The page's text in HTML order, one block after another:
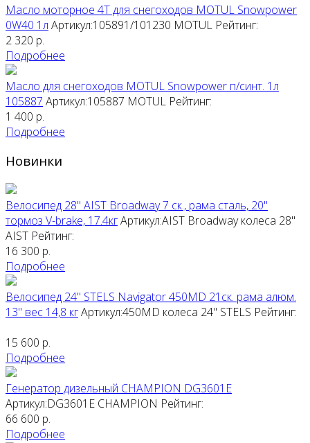
Масло моторное 4Т для снегоходов MOTUL Snowpower
0W40 1л Артикул:105891/101230 MOTUL Рейтинг:
2 320 р.
Подробнее
Масло для снегоходов MOTUL Snowpower п/синт. 1л
105887 Артикул:105887 MOTUL Рейтинг:
1 400 р.
Подробнее
Новинки
Велосипед 28" AIST Broadway 7 ск., рама сталь, 20"
тормоз V-brake, 17.4кгАртикул:AIST Broadway колеса 28"
AIST Рейтинг:
16 300 р.
Подробнее
Велосипед 24" STELS Navigator 450MD 21ск. рама алюм.
13" вес 14,8 кгАртикул:450MD колеса 24" STELS Рейтинг:
15 600 р.
Подробнее
Генератор дизельный CHAMPION DG3601E
Артикул:DG3601E CHAMPION Рейтинг:
66 600 р.
Подробнее